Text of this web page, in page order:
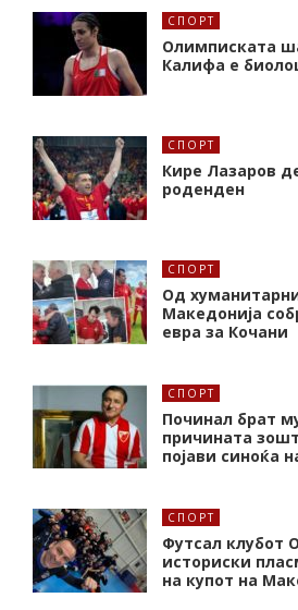
СПОРТ
Олимписката
Калифa е
СПОРТ
Кире Лазаров
роденден
СПОРТ
Од
Македонија
евра за Кочани
СПОРТ
Починал брат
причината
појави синоќа
СПОРТ
Футсал клубот
историски
на купот на